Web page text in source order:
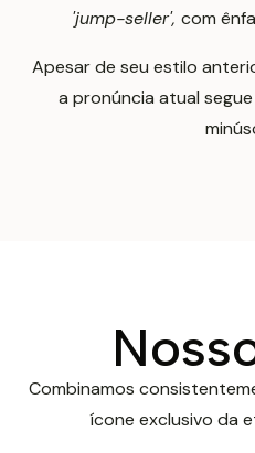
'jump-seller', com
Apesar de seu estilo
a pronúncia atual
Combinamos
ícone exclusivo da